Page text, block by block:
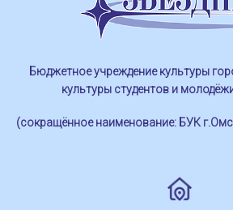
Бюджетное учреждение культуры
культуры студентов и
(сокращённое наименование: БУК